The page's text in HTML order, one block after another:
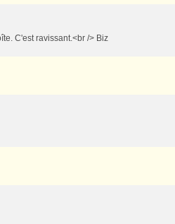
C'est ravissant.<br /> Biz